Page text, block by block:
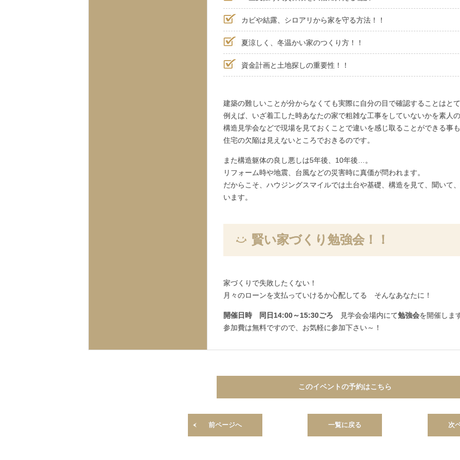
カビや結露、シロアリから家を守る方法！！
夏涼しく、冬温かい家のつくり方！！
資金計画と土地探しの重要性！！
建築の難しいことが分からなくても実際に自分の目で確認することはとて
例えば、いざ着工した時あなたの家で粗雑な工事をしていないかを素人
構造見学会などで現場を見ておくことで違いを感じ取ることができる事も
住宅の欠陥は見えないところでおきるのです。
また構造躯体の良し悪しは5年後、10年後…。
リフォーム時や地震、台風などの災害時に真価が問われます。
だからこそ、ハウジングスマイルでは土台や基礎、構造を見て、聞いて
います。
賢い家づくり勉強会！！
家づくりで失敗したくない！
月々のローンを支払っていけるか心配してる そんなあなたに！
開催日時 同日14:00～15:30ごろ 見学会会場内にて勉強会を開催しま
参加費は無料ですので、お気軽に参加下さい～！
このイベントの予約はこちら
前ページへ 一覧に戻る 次